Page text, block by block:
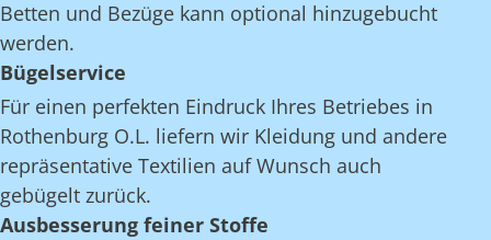
Betten und Bezüge kann optional hinzugebucht
werden.
Bügelservice
Für einen perfekten Eindruck Ihres Betriebes in
Rothenburg O.L. liefern wir Kleidung und andere
repräsentative Textilien auf Wunsch auch
gebügelt zurück.
Ausbesserung feiner Stoffe